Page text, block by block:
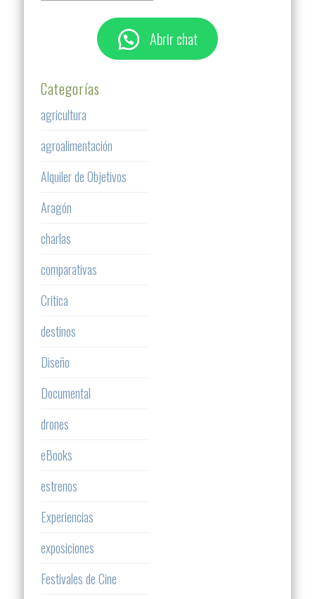
Abrir chat
Categorías
agricultura
agroalimentación
Alquiler de Objetivos
Aragón
charlas
comparativas
Critica
destinos
Diseño
Documental
drones
eBooks
estrenos
Experiencias
exposiciones
Festivales de Cine